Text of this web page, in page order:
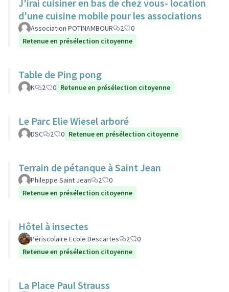
J'irai cuisiner en bas de chez vous- location
d'une cuisine mobile pour les associations
Association POTINAMBOUR 2
0
Retenue en présélection citoyenne
Table de Ping pong
K 2 0 Retenue en présélection citoyenne
Le Parc Elie Wiesel arboré
DSC 2 0 Retenue en présélection citoyenne
Terrain de pétanque à Saint Jean
Phileppe Saint Jean 2
0
Retenue en présélection citoyenne
Hôtel à insectes
Périscolaire Ecole Descartes 2
0
Retenue en présélection citoyenne
La Place Paul Strauss